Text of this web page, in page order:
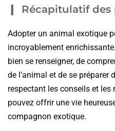
Récapitulatif des
Adopter un animal exotique
incroyablement
bien se renseigner, de
de l’animal et de se préparer
respectant les conseils et
pouvez offrir une vie
compagnon exotique.